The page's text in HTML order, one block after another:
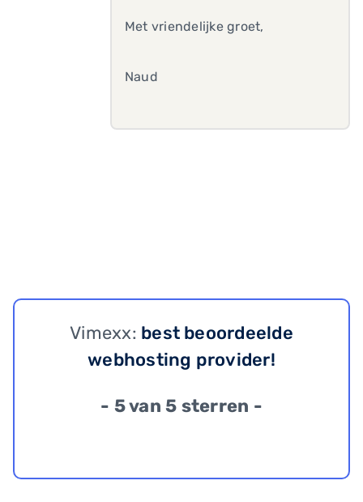
Met vriendelijke groet,
Naud
Vimexx: best beoordeelde
webhosting provider!
- 5 van 5 sterren -